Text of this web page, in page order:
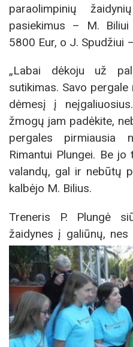
paraolimpinių
pasiekimus – M.
5800 Eur, o J. Spudžiui
„Labai dėkoju už
sutikimas. Savo
dėmesį į
žmogų jam padėkite,
pergales pirmiausia
Rimantui Plungei. Be
valandų, gal ir nebūtų
kalbėjo M. Bilius.
Treneris P. Plungė
žaidynes į galiūnų,